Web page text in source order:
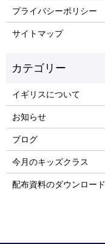
プライバシーポリシー
サイトマップ
イギリスについて
お知らせ
ブログ
今月のキッズクラス
配布資料のダウンロード